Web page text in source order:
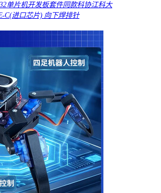
单片机开发板套件同款科协江科大
C(进口芯片) 向下焊排针